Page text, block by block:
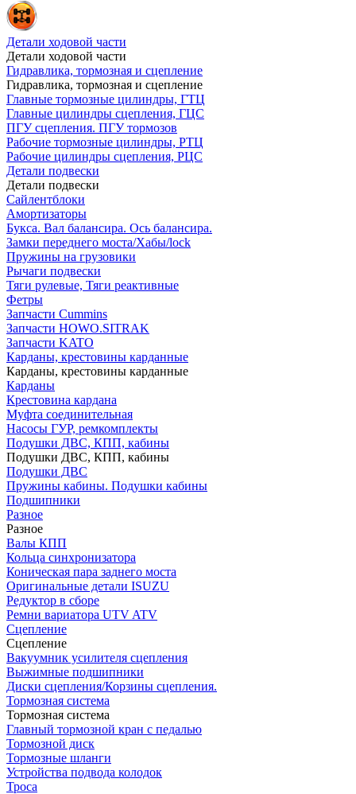
Детали ходовой части
Детали ходовой части
Гидравлика, тормозная и сцепление
Гидравлика, тормозная и сцепление
Главные тормозные цилиндры, ГТЦ
Главные цилиндры сцепления, ГЦС
ПГУ сцепления. ПГУ тормозов
Рабочие тормозные цилиндры, РТЦ
Рабочие цилиндры сцепления, РЦС
Детали подвески
Детали подвески
Cайлентблоки
Амортизаторы
Букса. Вал балансира. Ось балансира.
Замки переднего моста/Хабы/lock
Пружины на грузовики
Рычаги подвески
Тяги рулевые, Тяги реактивные
Фетры
Запчасти Cummins
Запчасти HOWO.SITRAK
Запчасти KATO
Карданы, крестовины карданные
Карданы, крестовины карданные
Карданы
Крестовина кардана
Муфта соединительная
Насосы ГУР, ремкомплекты
Подушки ДВС, КПП, кабины
Подушки ДВС, КПП, кабины
Подушки ДВС
Пружины кабины. Подушки кабины
Подшипники
Разное
Разное
Валы КПП
Кольца синхронизатора
Коническая пара заднего моста
Оригинальные детали ISUZU
Редуктор в сборе
Ремни вариатора UTV ATV
Сцепление
Сцепление
Вакуумник усилителя сцепления
Выжимные подшипники
Диски сцепления/Корзины сцепления.
Тормозная система
Тормозная система
Главный тормозной кран с педалью
Тормозной диск
Тормозные шланги
Устройства подвода колодок
Троса